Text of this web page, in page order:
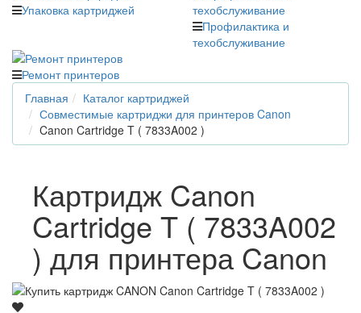
Упаковка картриджей
Профилактика и
техобслуживание
Ремонт принтеров
Главная
Каталог картриджей
Совместимые картриджи для принтеров Canon
Canon Cartridge T ( 7833A002 )
Картридж Canon
Cartridge T ( 7833A002
) для принтера Canon